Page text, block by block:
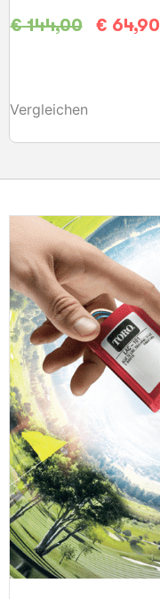
€144,00 € 64,90
Vergleichen